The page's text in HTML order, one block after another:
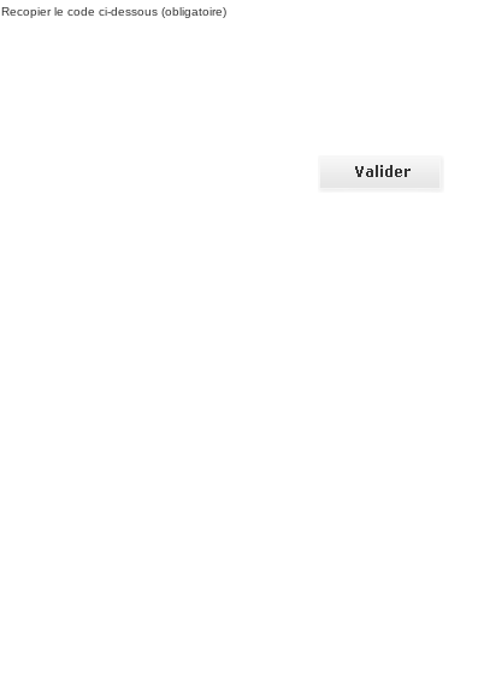
Recopier le code ci-dessous (obligatoire)